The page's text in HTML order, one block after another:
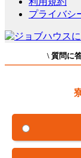
プライバシ
\ 質問に